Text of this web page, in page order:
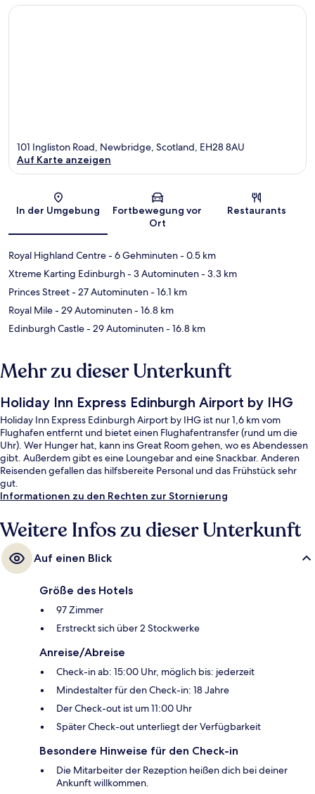
Karte
101 Ingliston Road, Newbridge, Scotland, EH28 8AU
Auf Karte anzeigen
In der Umgebung
Fortbewegung vor
Ort
Restaurants
Royal Highland Centre- 6 Gehminuten- 0.5 km
Xtreme Karting Edinburgh- 3 Autominuten- 3.3 km
Princes Street- 27 Autominuten- 16.1 km
Royal Mile- 29 Autominuten- 16.8 km
Edinburgh Castle- 29 Autominuten- 16.8 km
Mehr zu dieser Unterkunft
Holiday Inn Express Edinburgh Airport by IHG
Holiday Inn Express Edinburgh Airport by IHG ist nur 1,6 km vom
Flughafen entfernt und bietet einen Flughafentransfer (rund um die
Uhr). Wer Hunger hat, kann ins Great Room gehen, wo es Abendessen
gibt. Außerdem gibt es eine Loungebar and eine Snackbar. Anderen
Reisenden gefallen das hilfsbereite Personal und das Frühstück sehr
gut.
Informationen zu den Rechten zur Stornierung
Weitere Infos zu dieser Unterkunft
Auf einen Blick
Größe des Hotels
97 Zimmer
Erstreckt sich über 2 Stockwerke
Anreise/Abreise
Check-in ab: 15:00 Uhr, möglich bis: jederzeit
Mindestalter für den Check-in: 18 Jahre
Der Check-out ist um 11:00 Uhr
Später Check-out unterliegt der Verfügbarkeit
Besondere Hinweise für den Check-in
Die Mitarbeiter der Rezeption heißen dich bei deiner
Ankunft willkommen.